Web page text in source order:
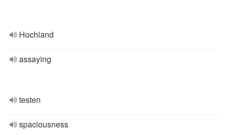
Hochland
assaying
testen
spaciousness